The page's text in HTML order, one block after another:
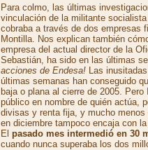
Para colmo, las últimas
vinculación de la militante
cobraba a través de dos empresas
Montilla. Nos explican también
empresa del actual director de la
Sebastián, ha sido en las últimas
acciones de Endesa! Las
últimas semanas han conseguido
baja o plana al cierre de 2005.
público en nombre de quién actúa,
divisas y renta fija, y mucho
en diciembre tampoco encaja con
El pasado mes intermedió en 30
cuando nunca superaba los dos